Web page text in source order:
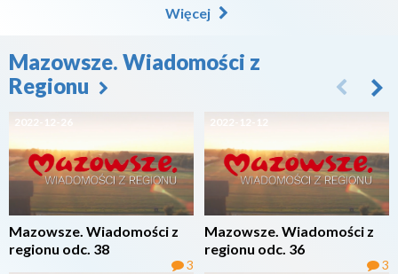
Więcej
Mazowsze. Wiadomości z
Regionu
2022-12-26
Mazowsze. Wiadomości z
regionu odc. 38
3
2022-12-12
Mazowsze. Wiadomości z
regionu odc. 36
3